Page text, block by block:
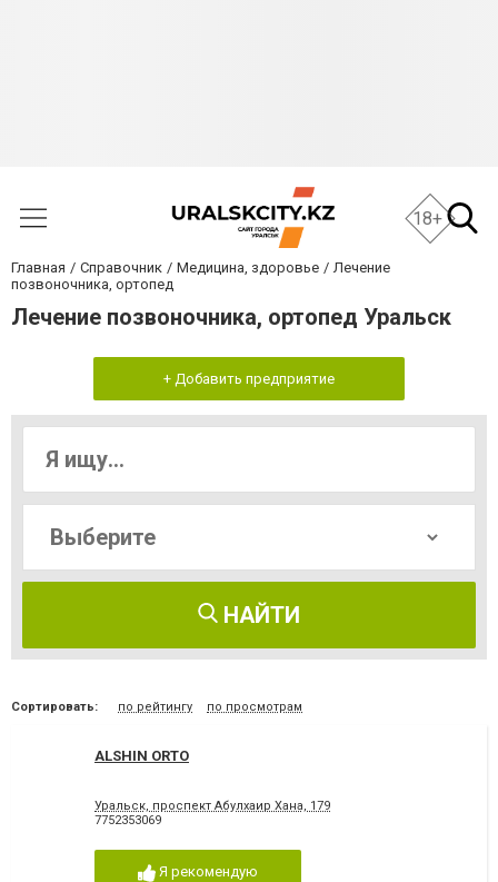
18+
Главная Справочник Медицина, здоровье
Лечение
позвоночника, ортопед
Лечение позвоночника, ортопед Уральск
+ Добавить предприятие
НАЙТИ
Сортировать: по рейтингу по просмотрам
ALSHIN ORTO
Уральск, проспект Абулхаир Хана, 179
7752353069
Я рекомендую